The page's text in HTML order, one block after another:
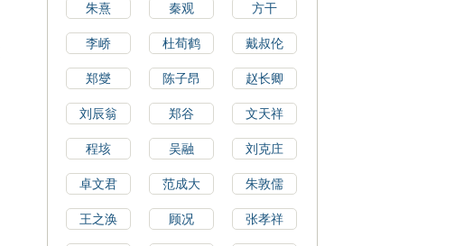
朱熹 秦观 方干
李峤 杜荀鹤 戴叔伦
郑燮 陈子昂 赵长卿
刘辰翁 郑谷 文天祥
程垓 吴融 刘克庄
卓文君 范成大 朱敦儒
王之涣 顾况 张孝祥